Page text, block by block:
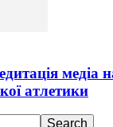
медіа
атлетики